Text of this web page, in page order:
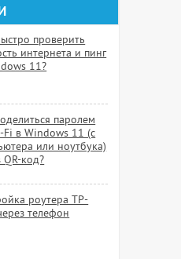
проверить
интернета и пинг
11?
паролем
Fi в Windows 11 (с
или ноутбука)
QR-код?
роутера TP-
телефон